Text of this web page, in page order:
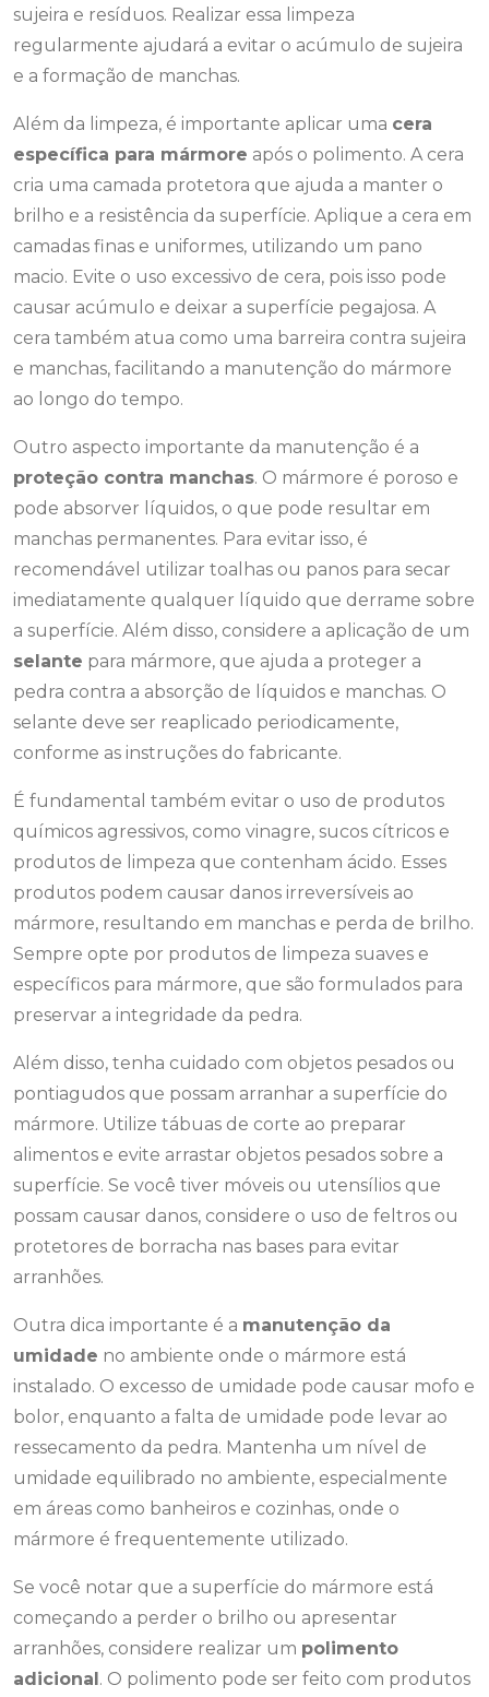
sujeira e resíduos. Realizar essa limpeza
regularmente ajudará a evitar o acúmulo de sujeira
e a formação de manchas.
Além da limpeza, é importante aplicar uma cera
específica para mármore após o polimento. A cera
cria uma camada protetora que ajuda a manter o
brilho e a resistência da superfície. Aplique a cera em
camadas finas e uniformes, utilizando um pano
macio. Evite o uso excessivo de cera, pois isso pode
causar acúmulo e deixar a superfície pegajosa. A
cera também atua como uma barreira contra sujeira
e manchas, facilitando a manutenção do mármore
ao longo do tempo.
Outro aspecto importante da manutenção é a
proteção contra manchas. O mármore é poroso e
pode absorver líquidos, o que pode resultar em
manchas permanentes. Para evitar isso, é
recomendável utilizar toalhas ou panos para secar
imediatamente qualquer líquido que derrame sobre
a superfície. Além disso, considere a aplicação de um
selante para mármore, que ajuda a proteger a
pedra contra a absorção de líquidos e manchas. O
selante deve ser reaplicado periodicamente,
conforme as instruções do fabricante.
É fundamental também evitar o uso de produtos
químicos agressivos, como vinagre, sucos cítricos e
produtos de limpeza que contenham ácido. Esses
produtos podem causar danos irreversíveis ao
mármore, resultando em manchas e perda de brilho.
Sempre opte por produtos de limpeza suaves e
específicos para mármore, que são formulados para
preservar a integridade da pedra.
Além disso, tenha cuidado com objetos pesados ou
pontiagudos que possam arranhar a superfície do
mármore. Utilize tábuas de corte ao preparar
alimentos e evite arrastar objetos pesados sobre a
superfície. Se você tiver móveis ou utensílios que
possam causar danos, considere o uso de feltros ou
protetores de borracha nas bases para evitar
arranhões.
Outra dica importante é a manutenção da
umidade no ambiente onde o mármore está
instalado. O excesso de umidade pode causar mofo e
bolor, enquanto a falta de umidade pode levar ao
ressecamento da pedra. Mantenha um nível de
umidade equilibrado no ambiente, especialmente
em áreas como banheiros e cozinhas, onde o
mármore é frequentemente utilizado.
Se você notar que a superfície do mármore está
começando a perder o brilho ou apresentar
arranhões, considere realizar um polimento
adicional. O polimento pode ser feito com produtos